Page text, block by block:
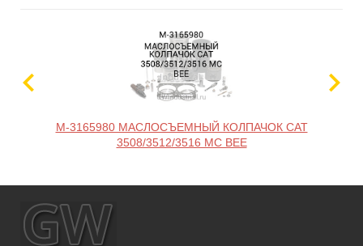
M-3165980 МАСЛОСЪЕМНЫЙ КОЛПАЧОК CAT
3508/3512/3516 MC BEE